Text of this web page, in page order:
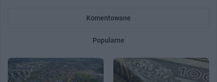
Komentowane
Popularne